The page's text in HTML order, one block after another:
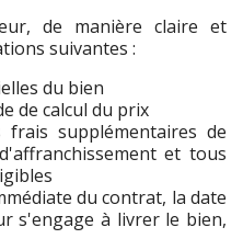
de manière claire et
suivantes :
du bien
de calcul du prix
supplémentaires de
et tous
du contrat, la date
s'engage à livrer le bien,